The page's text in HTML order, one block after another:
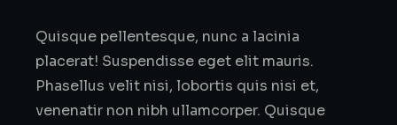
Quisque pellentesque, nunc a lacinia
placerat! Suspendisse eget elit mauris.
Phasellus velit nisi, lobortis quis nisi et,
venenatir non nibh ullamcorper. Quisque